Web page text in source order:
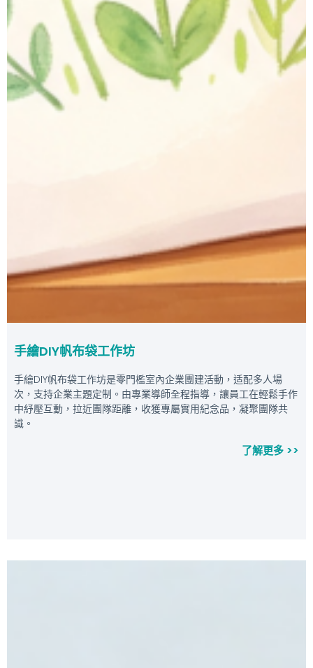
手繪DIY帆布袋工作坊
手繪DIY帆布袋工作坊是零門檻室內企業團建活動，适配多人場
次，支持企業主題定制。由專業導師全程指導，讓員工在輕鬆手作
中紓壓互動，拉近團隊距離，收獲專屬實用紀念品，凝聚團隊共
識。
了解更多 >>